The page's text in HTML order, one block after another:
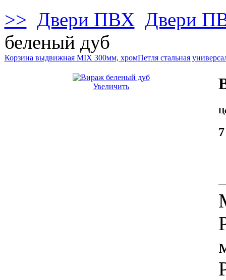
>> Двери ПВХ Двери
беленый дуб
Корзина выдвижная MIX 300мм, хромПетля стальная
Увеличить